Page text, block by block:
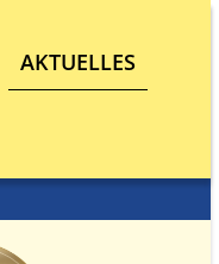
AKTUELLES